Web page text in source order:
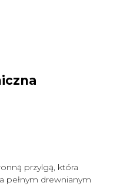
przylgą, która
pełnym drewnianym